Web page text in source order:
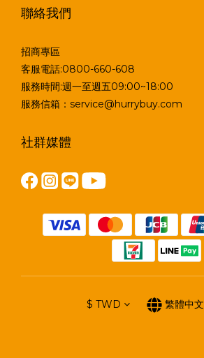
聯絡我們
招商專區
客服電話:0800-660-608
服務時間:週一至週五09:00~18:00
服務信箱：service@hurrybuy.com
社群媒體
$ TWD 繁體中文